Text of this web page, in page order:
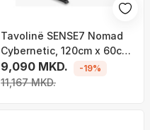
Tavolinë SENSE7 Nomad
Cybernetic, 120cm x 60cm,
e zezë
9,090 MKD.
11,167 MKD.
-19%